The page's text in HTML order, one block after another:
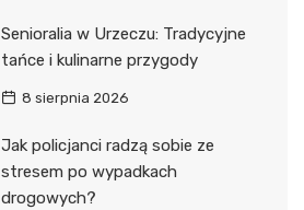
Senioralia w Urzeczu: Tradycyjne
tańce i kulinarne przygody
8 sierpnia 2026
Jak policjanci radzą sobie ze
stresem po wypadkach
drogowych?